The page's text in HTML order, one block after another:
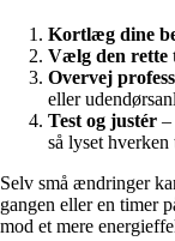
Kortlæg dine
Vælg den rette
Overvej
eller
Test og justér –
så lyset
Selv små ændringer
gangen eller en timer
mod et mere